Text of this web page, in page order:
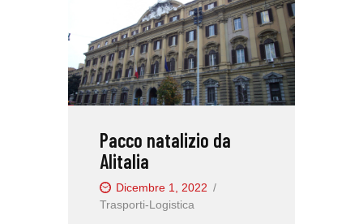
SEDI
NEWS
PODCAST CUB
INTERNAZIONALE
RASSEGNA STAMPA
Pacco natalizio da
Alitalia
Dicembre 1, 2022
Trasporti-Logistica